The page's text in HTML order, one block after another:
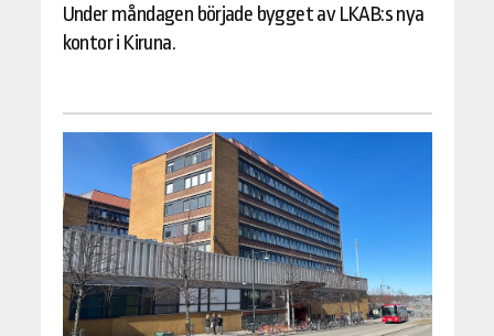
Under måndagen började bygget av LKAB:s nya
kontor i Kiruna.